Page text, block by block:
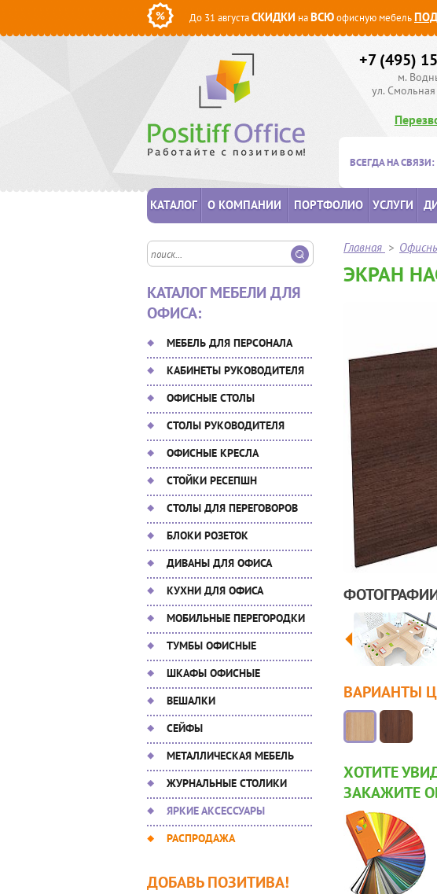
До 31 августаСКИДКИ наВСЮофисную мебель
+7 (495)
м.
ул.
ВСЕГДА НА СВЯЗИ:
КАТАЛОГ О КОМПАНИИ ПОРТФОЛИО УСЛУГИ
КАТАЛОГ МЕБЕЛИ ДЛЯ
ОФИСА:
МЕБЕЛЬ ДЛЯ ПЕРСОНАЛА
КАБИНЕТЫ РУКОВОДИТЕЛЯ
ОФИСНЫЕ СТОЛЫ
СТОЛЫ РУКОВОДИТЕЛЯ
ОФИСНЫЕ КРЕСЛА
СТОЙКИ РЕСЕПШН
СТОЛЫ ДЛЯ ПЕРЕГОВОРОВ
БЛОКИ РОЗЕТОК
ДИВАНЫ ДЛЯ ОФИСА
КУХНИ ДЛЯ ОФИСА
МОБИЛЬНЫЕ ПЕРЕГОРОДКИ
ТУМБЫ ОФИСНЫЕ
ШКАФЫ ОФИСНЫЕ
ВЕШАЛКИ
СЕЙФЫ
МЕТАЛЛИЧЕСКАЯ МЕБЕЛЬ
ЖУРНАЛЬНЫЕ СТОЛИКИ
ЯРКИЕ АКСЕССУАРЫ
РАСПРОДАЖА
ДОБАВЬ ПОЗИТИВА!
Главная >
ЭКРАН
ВАРИАНТЫ
ХОТИТЕ
ЗАКАЖИТЕ